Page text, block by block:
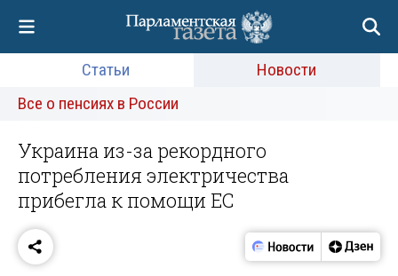
Статьи
Новости
Все о пенсиях в России
Украина из-за рекордного
потребления электричества
прибегла к помощи ЕС